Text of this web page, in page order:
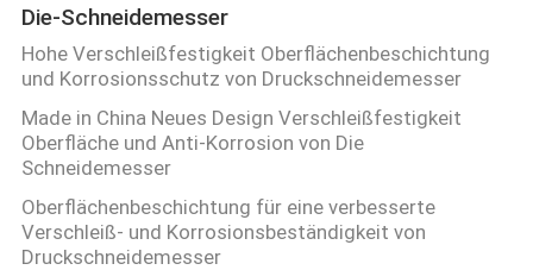
Die-Schneidemesser
Hohe Verschleißfestigkeit Oberflächenbeschichtung
und Korrosionsschutz von Druckschneidemesser
Made in China Neues Design Verschleißfestigkeit
Oberfläche und Anti-Korrosion von Die
Schneidemesser
Oberflächenbeschichtung für eine verbesserte
Verschleiß- und Korrosionsbeständigkeit von
Druckschneidemesser